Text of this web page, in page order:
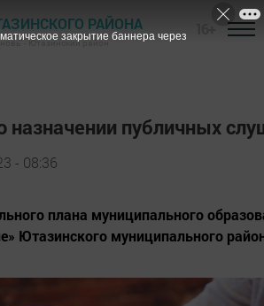
РАЙОНА
новь" - Ютазинский район
назначении публичных
- 08:36
плана муниципального
Ютазинского муниципального
закрытие баннера через